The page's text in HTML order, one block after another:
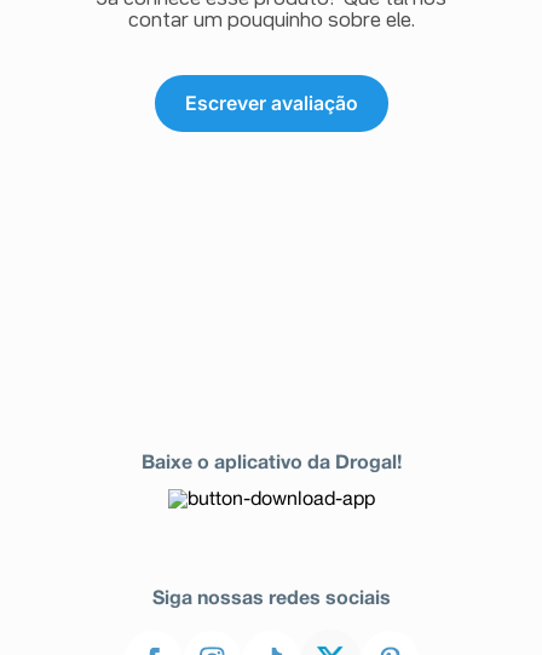
contar um pouquinho sobre ele.
Escrever avaliação
Baixe o aplicativo da Drogal!
Siga nossas redes sociais